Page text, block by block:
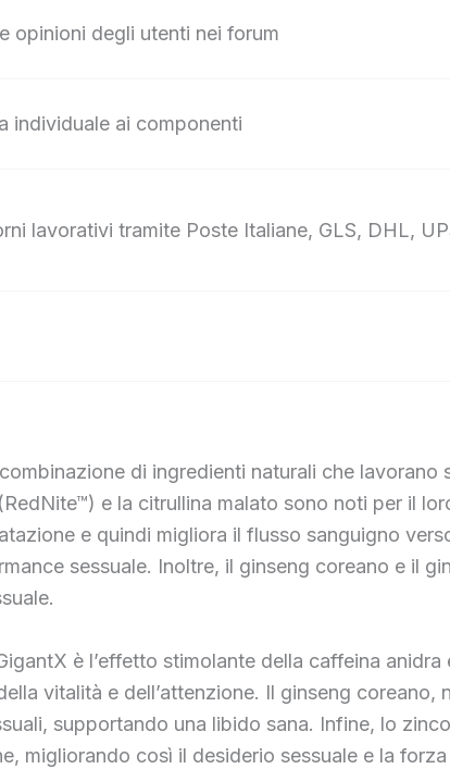
opinioni degli utenti nei forum
individuale ai componenti
lavorativi tramite Poste Italiane, GLS, DHL,
di ingredienti naturali che
e la citrullina malato sono noti per il
e quindi migliora il flusso sanguigno
sessuale. Inoltre, il ginseng coreano e il
è l’effetto stimolante della caffeina
vitalità e dell’attenzione. Il ginseng
supportando una libido sana. Infine, lo
migliorando così il desiderio sessuale e la